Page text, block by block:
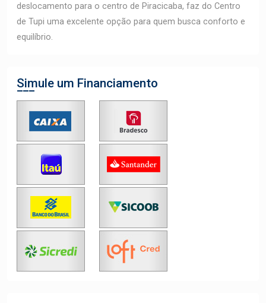
deslocamento para o centro de Piracicaba, faz do Centro
de Tupi uma excelente opção para quem busca conforto e
equilíbrio.
Simule um Financiamento